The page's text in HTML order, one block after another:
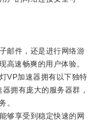
件，还是进行网络游
高速畅爽的用户体验。
加速器拥有以下独特
拥有庞大的服务器群，
。
享受到稳定快速的网